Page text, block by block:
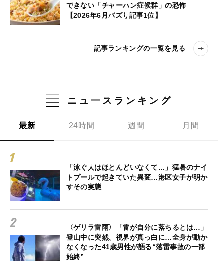
できない「チャーハン症候群」の恐怖
【2026年6月バズり記事1位】
記事ランキングの一覧を見る
ニュースランキング
最新 24時間 週間 月間
「泳ぐ人はほとんどいなくて…」猛暑のナイ
トプールで起きていた異変…港区女子が明か
すその実態
〈ゲリラ雷雨〉「雷が自分に落ちるとは…」
登山中に突然、視界が真っ白に…全身が動か
なくなった41歳男性が語る“落雷事故の一部
始終”